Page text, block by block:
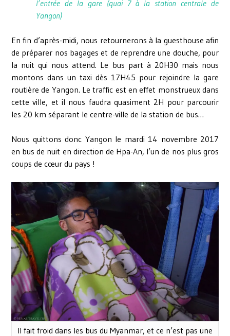
l’entrée de la gare (quai 7 à la station centrale de
Yangon)
En fin d’après-midi, nous retournerons à la guesthouse afin
de préparer nos bagages et de reprendre une douche, pour
la nuit qui nous attend. Le bus part à 20H30 mais nous
montons dans un taxi dès 17H45 pour rejoindre la gare
routière de Yangon. Le traffic est en effet monstrueux dans
cette ville, et il nous faudra quasiment 2H pour parcourir
les 20 km séparant le centre-ville de la station de bus…
Nous quittons donc Yangon le mardi 14 novembre 2017
en bus de nuit en direction de Hpa-An, l’un de nos plus gros
coups de cœur du pays !
Il fait froid dans les bus du Myanmar, et ce n’est pas une